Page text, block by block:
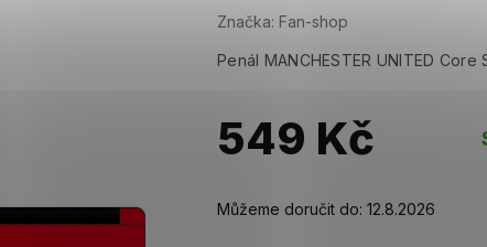
Značka: Fan-shop
Penál MANCHESTER UNITED Core
549 Kč
cena:
Můžeme doručit do: 12.8.2026